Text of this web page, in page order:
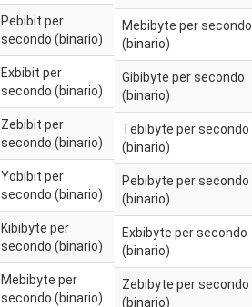
Pebibit per
secondo (binario)
Exbibit per
secondo (binario)
Zebibit per
secondo (binario)
Yobibit per
secondo (binario)
Kibibyte per
secondo (binario)
Mebibyte per
secondo (binario)
Mebibyte per secondo
(binario)
Gibibyte per secondo
(binario)
Tebibyte per secondo
(binario)
Pebibyte per secondo
(binario)
Exbibyte per secondo
(binario)
Zebibyte per secondo
(binario)